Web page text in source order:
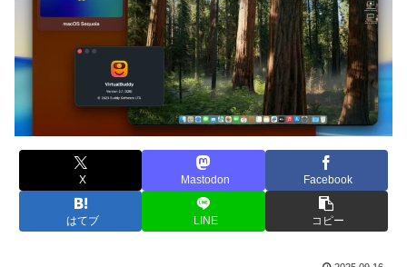
X Mastodon Facebook
はてブ LINE コピー